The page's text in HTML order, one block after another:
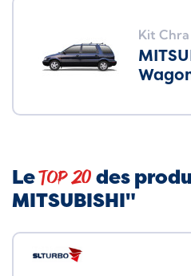
Kit Chra
LeTop 20 des
MITSUBISHI"